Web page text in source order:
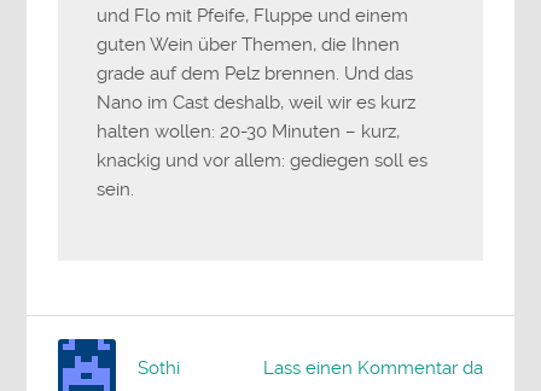
und Flo mit Pfeife, Fluppe und einem
guten Wein über Themen, die Ihnen
grade auf dem Pelz brennen. Und das
Nano im Cast deshalb, weil wir es kurz
halten wollen: 20-30 Minuten – kurz,
knackig und vor allem: gediegen soll es
sein.
Lass einen Kommentar da
Sothi